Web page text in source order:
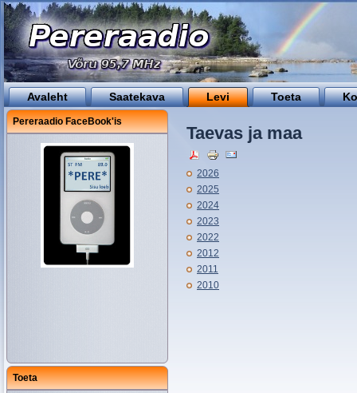
Avaleht Saatekava Levi Toeta
Pereraadio FaceBook'is
Toeta
Taevas ja maa
2026
2025
2024
2023
2022
2012
2011
2010